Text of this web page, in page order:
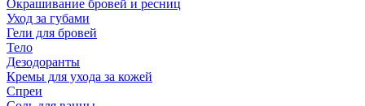
Окрашивание бровей и ресниц
Уход за губами
Гели для бровей
Тело
Дезодоранты
Кремы для ухода за кожей
Спреи